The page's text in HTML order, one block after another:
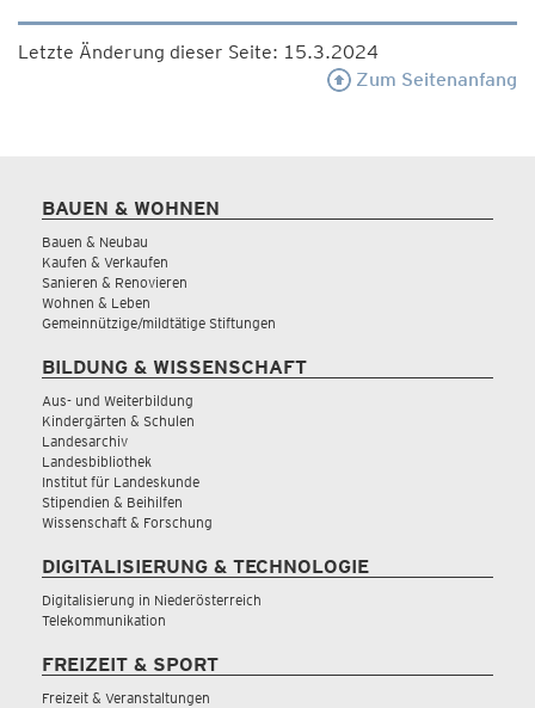
Letzte Änderung dieser Seite: 15.3.2024
Zum Seitenanfang
BAUEN & WOHNEN
Bauen & Neubau
Kaufen & Verkaufen
Sanieren & Renovieren
Wohnen & Leben
Gemeinnützige/mildtätige Stiftungen
BILDUNG & WISSENSCHAFT
Aus- und Weiterbildung
Kindergärten & Schulen
Landesarchiv
Landesbibliothek
Institut für Landeskunde
Stipendien & Beihilfen
Wissenschaft & Forschung
DIGITALISIERUNG & TECHNOLOGIE
Digitalisierung in Niederösterreich
Telekommunikation
FREIZEIT & SPORT
Freizeit & Veranstaltungen